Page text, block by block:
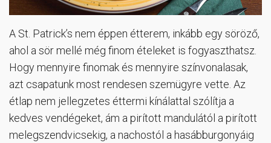
A St. Patrick’s nem éppen étterem, inkább egy söröző,
ahol a sör mellé még finom ételeket is fogyaszthatsz.
Hogy mennyire finomak és mennyire színvonalasak,
azt csapatunk most rendesen szemügyre vette. Az
étlap nem jellegzetes éttermi kínálattal szólítja a
kedves vendégeket, ám a pirított mandulától a pirított
melegszendvicsekig, a nachostól a hasábburgonyáig